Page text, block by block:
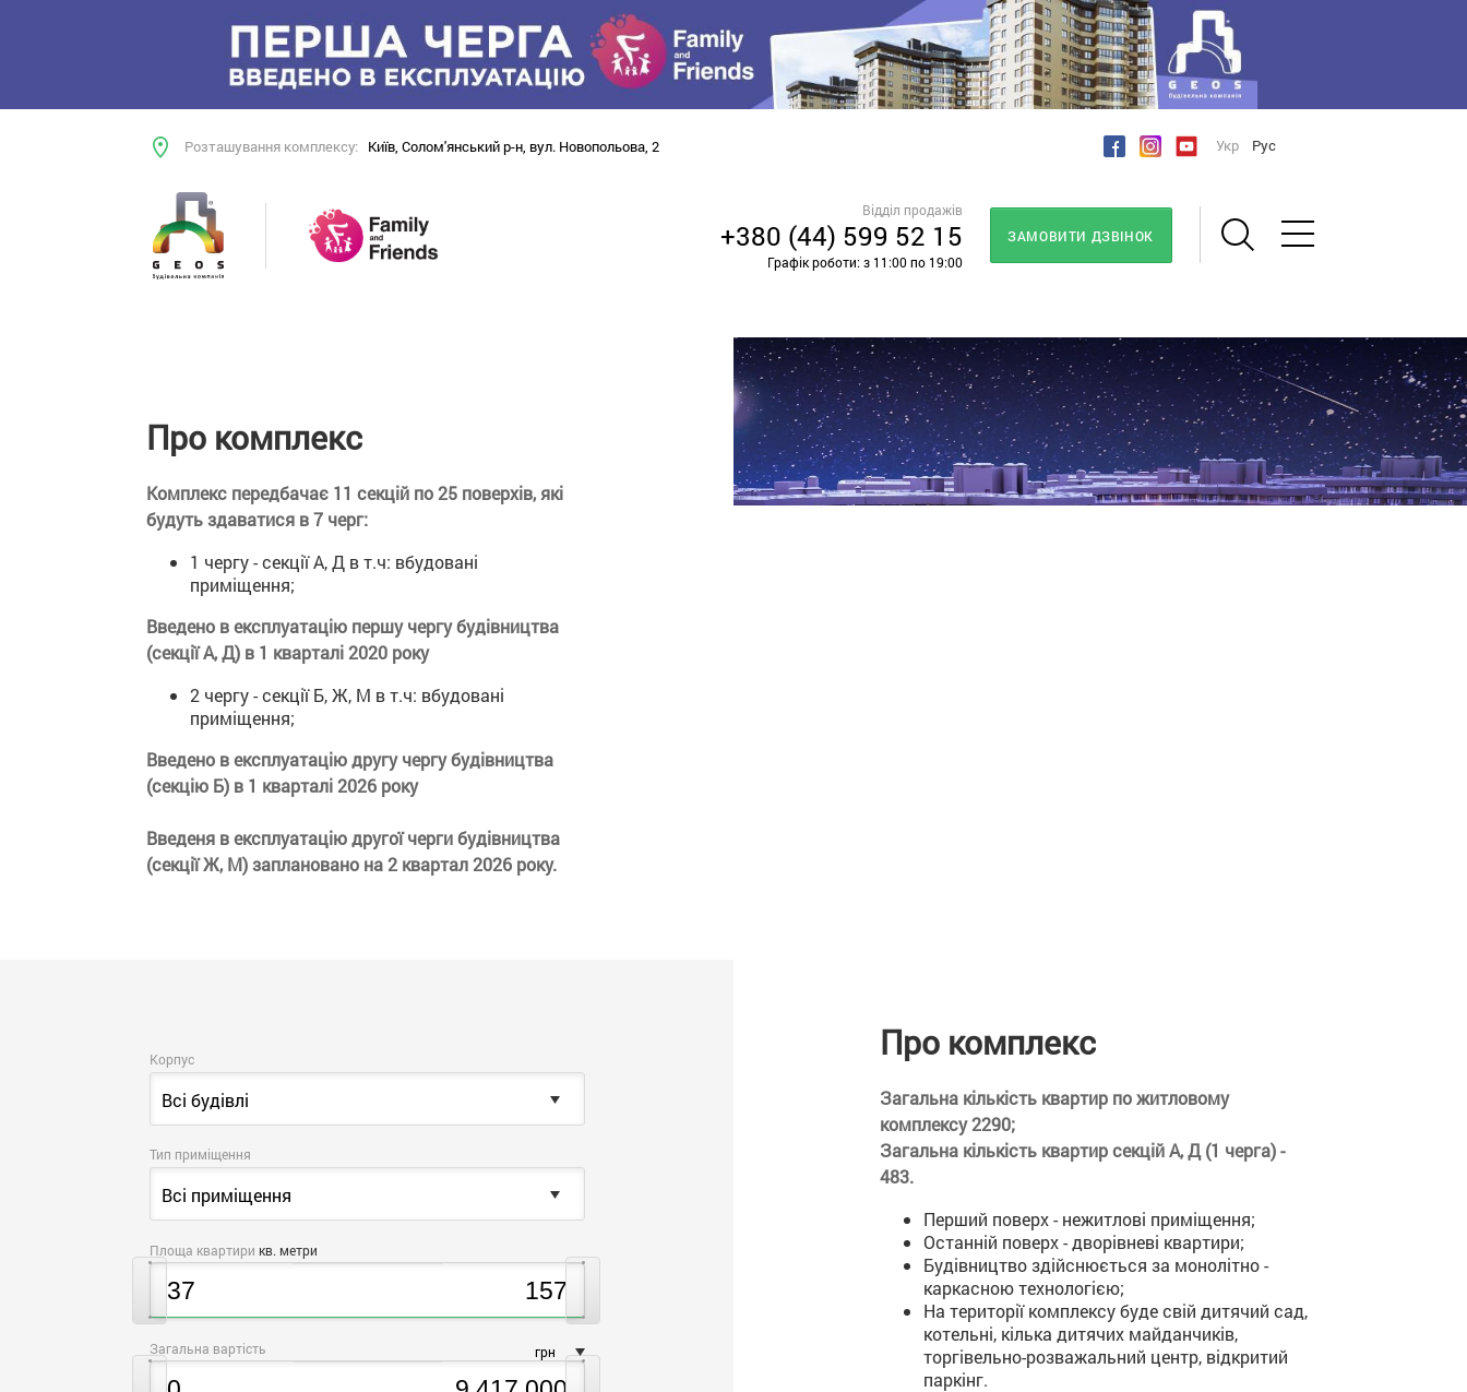
Розташування комплексу: Київ, Солом'янський р-н, вул. Новопольова, 2 Укр Рус
Відділ продажів
+380 (44) 599 52 15
Графік роботи: з 11:00 по 19:00
ЗАМОВИТИ ДЗВІНОК
Про комплекс
Комплекс передбачає 11 секцій по 25 поверхів, які
будуть здаватися в 7 черг:
1 чергу - секції А, Д в т.ч: вбудовані
приміщення;
Введено в експлуатацію першу чергу будівництва
(секції А, Д) в 1 кварталі 2020 року
2 чергу - секції Б, Ж, М в т.ч: вбудовані
приміщення;
Введено в експлуатацію другу чергу будівництва
(секцію Б) в 1 кварталі 2026 року
Введеня в експлуатацію другої черги будівництва
(секції Ж, М) заплановано на 2 квартал 2026 року.
Корпус
Всі будівлі
Тип приміщення
Всі приміщення
Площа квартири кв. метри
Загальна вартість грн
Про комплекс
Загальна кількість квартир по житловому
комплексу 2290;
Загальна кількість квартир секцій А, Д (1 черга) -
483.
Перший поверх - нежитлові приміщення;
Останній поверх - дворівневі квартири;
Будівництво здійснюється за монолітно -
каркасною технологією;
На території комплексу буде свій дитячий сад,
котельні, кілька дитячих майданчиків,
торгівельно-розважальний центр, відкритий
паркінг.